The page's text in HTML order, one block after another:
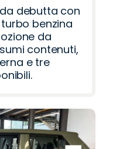
debutta con
benzina
da
contenuti,
e tre